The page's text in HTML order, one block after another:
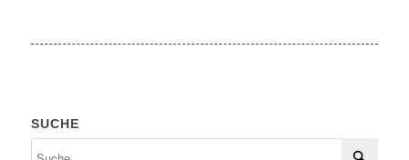
SUCHE